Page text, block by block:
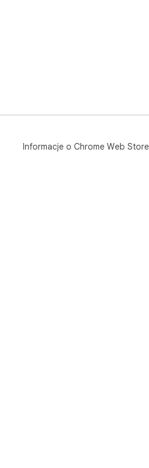
Informacje o Chrome Web Store